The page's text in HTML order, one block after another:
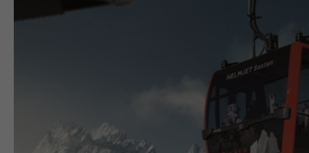
Name
Ronald P. Steiner, Hauke Hain, Christian Seifert
Nur für die aktuelle Browsersitzung
Wird verwendet, um vor Spam zu schützen,
welches durch Spam-Bots verursacht wird.
Marketingcookies umfassen Tracking und Statistikcookies
_ga, _gid, _gat, __utma, __utmb, __utmc,
Google Analytics